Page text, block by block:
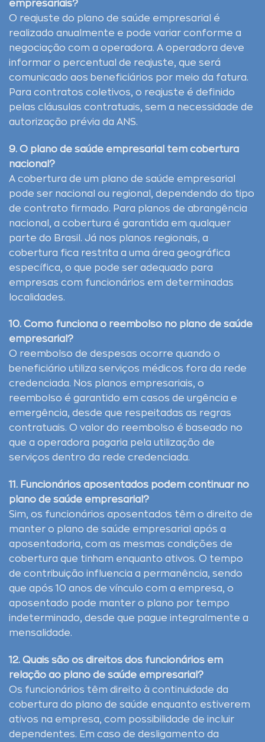
empresariais?
O reajuste do plano de saúde empresarial é
realizado anualmente e pode variar conforme a
negociação com a operadora. A operadora deve
informar o percentual de reajuste, que será
comunicado aos beneficiários por meio da fatura.
Para contratos coletivos, o reajuste é definido
pelas cláusulas contratuais, sem a necessidade de
autorização prévia da ANS.
9. O plano de saúde empresarial tem cobertura
nacional?
A cobertura de um plano de saúde empresarial
pode ser nacional ou regional, dependendo do tipo
de contrato firmado. Para planos de abrangência
nacional, a cobertura é garantida em qualquer
parte do Brasil. Já nos planos regionais, a
cobertura fica restrita a uma área geográfica
específica, o que pode ser adequado para
empresas com funcionários em determinadas
localidades.
10. Como funciona o reembolso no plano de saúde
empresarial?
O reembolso de despesas ocorre quando o
beneficiário utiliza serviços médicos fora da rede
credenciada. Nos planos empresariais, o
reembolso é garantido em casos de urgência e
emergência, desde que respeitadas as regras
contratuais. O valor do reembolso é baseado no
que a operadora pagaria pela utilização de
serviços dentro da rede credenciada.
11. Funcionários aposentados podem continuar no
plano de saúde empresarial?
Sim, os funcionários aposentados têm o direito de
manter o plano de saúde empresarial após a
aposentadoria, com as mesmas condições de
cobertura que tinham enquanto ativos. O tempo
de contribuição influencia a permanência, sendo
que após 10 anos de vínculo com a empresa, o
aposentado pode manter o plano por tempo
indeterminado, desde que pague integralmente a
mensalidade.
12. Quais são os direitos dos funcionários em
relação ao plano de saúde empresarial?
Os funcionários têm direito à continuidade da
cobertura do plano de saúde enquanto estiverem
ativos na empresa, com possibilidade de incluir
dependentes. Em caso de desligamento da